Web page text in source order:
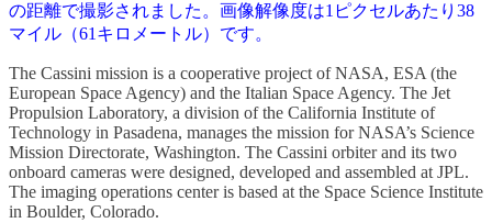
の距離で撮影されました。画像解像度は1ピクセルあたり38
マイル（61キロメートル）です。
The Cassini mission is a cooperative project of NASA, ESA (the
European Space Agency) and the Italian Space Agency. The Jet
Propulsion Laboratory, a division of the California Institute of
Technology in Pasadena, manages the mission for NASA’s Science
Mission Directorate, Washington. The Cassini orbiter and its two
onboard cameras were designed, developed and assembled at JPL.
The imaging operations center is based at the Space Science Institute
in Boulder, Colorado.